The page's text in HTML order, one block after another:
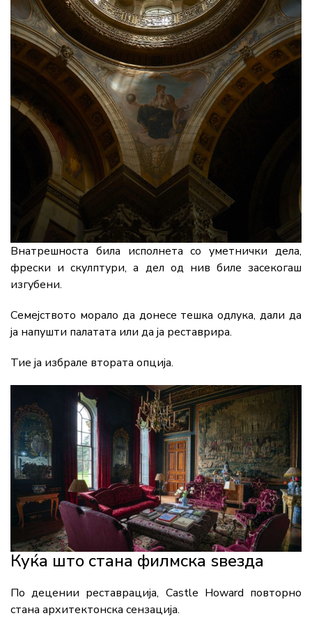
Внатрешноста била исполнета со уметнички дела,
фрески и скулптури, а дел од нив биле засекогаш
изгубени.
Семејството морало да донесе тешка одлука, дали да
ја напушти палатата или да ја реставрира.
Тие ја избрале втората опција.
Куќа што стана филмска ѕвезда
По децении реставрација, Castle Howard повторно
стана архитектонска сензација.